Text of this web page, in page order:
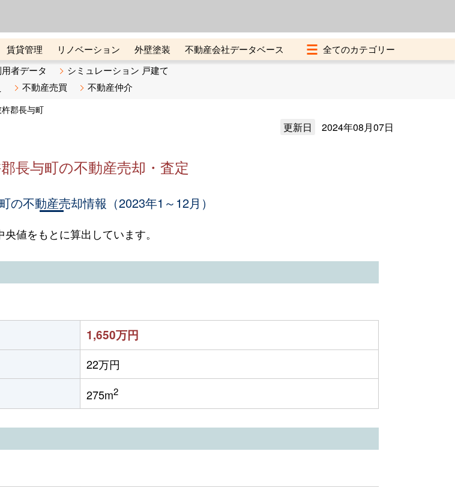
賃貸管理 リノベーション 外壁塗装
不動産会社データベース
ガジンBiz 不動産売却ご相談デスク
者データ
シミュレーション 戸建て
不動産売買 不動産仲介
郡長与町
更新日 2024年08月07日
長与町の不動産売却・査定
の不動産売却情報（2023年1～12月）
値をもとに算出しています。
1,650万円
22万円
275m2